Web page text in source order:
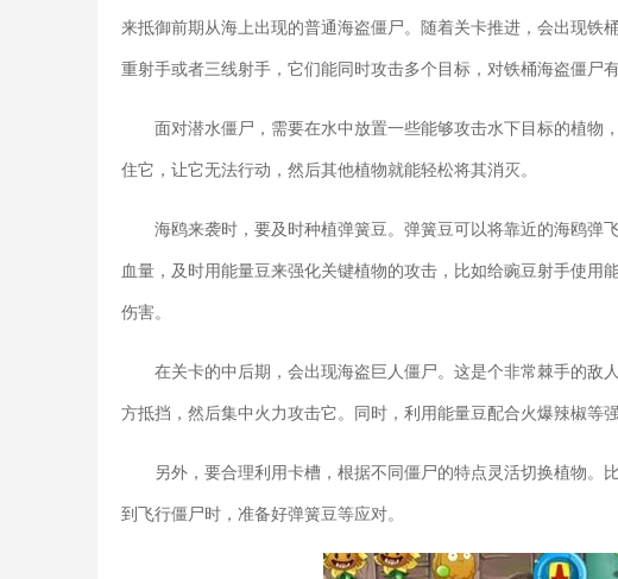
来抵御前期从海上出现的普通海盗僵尸。随着关卡推进，会出现铁
重射手或者三线射手，它们能同时攻击多个目标，对铁桶海盗僵尸
面对潜水僵尸，需要在水中放置一些能够攻击水下目标的植物
住它，让它无法行动，然后其他植物就能轻松将其消灭。
海鸥来袭时，要及时种植弹簧豆。弹簧豆可以将靠近的海鸥弹
血量，及时用能量豆来强化关键植物的攻击，比如给豌豆射手使用
伤害。
在关卡的中后期，会出现海盗巨人僵尸。这是个非常棘手的敌
方抵挡，然后集中火力攻击它。同时，利用能量豆配合火爆辣椒等
另外，要合理利用卡槽，根据不同僵尸的特点灵活切换植物。
到飞行僵尸时，准备好弹簧豆等应对。